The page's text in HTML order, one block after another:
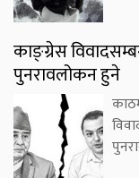
काङ्ग्रेस
पुनरावलोकन हुने